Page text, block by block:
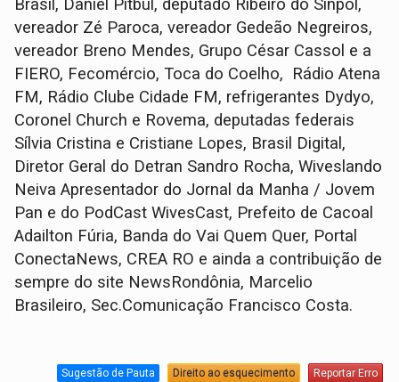
Brasil, Daniel Pitbul, deputado Ribeiro do Sinpol,
vereador Zé Paroca, vereador Gedeão Negreiros,
vereador Breno Mendes, Grupo César Cassol e a
FIERO, Fecomércio, Toca do Coelho, Rádio Atena
FM, Rádio Clube Cidade FM, refrigerantes Dydyo,
Coronel Church e Rovema, deputadas federais
Sílvia Cristina e Cristiane Lopes, Brasil Digital,
Diretor Geral do Detran Sandro Rocha, Wiveslando
Neiva Apresentador do Jornal da Manha / Jovem
Pan e do PodCast WivesCast, Prefeito de Cacoal
Adailton Fúria, Banda do Vai Quem Quer, Portal
ConectaNews, CREA RO e ainda a contribuição de
sempre do site NewsRondônia, Marcelio
Brasileiro, Sec.Comunicação Francisco Costa.
Sugestão de Pauta Direito ao esquecimento Reportar Erro